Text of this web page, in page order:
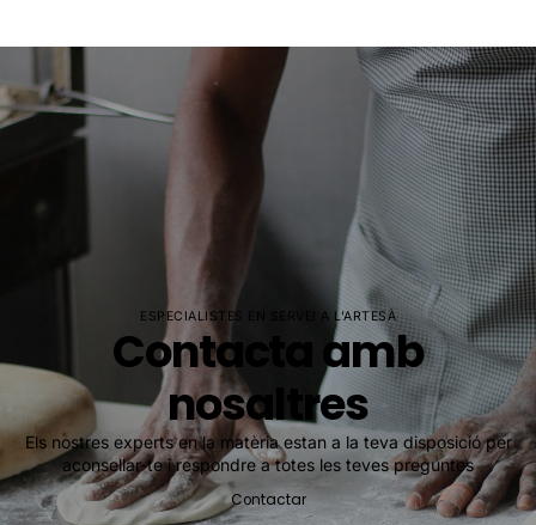
ESPECIALISTES EN SERVEI A L'ARTESÀ
Contacta amb
nosaltres
Els nostres experts en la matèria estan a la teva disposició per
aconsellar-te i respondre a totes les teves preguntes
Contactar